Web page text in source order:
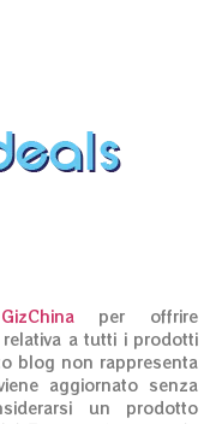
GizChinaper offrire
a tutti i prodotti
blog non rappresenta
aggiornato senza
un prodotto